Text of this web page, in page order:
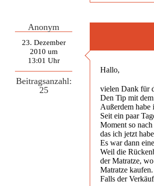
Anonym
23. Dezember
2010 um
13:01 Uhr
Beitragsanzahl:
25
Hallo,
vielen Dank für
Den Tip mit
Außerdem habe
Seit ein paar
Moment so
das ich jetzt
Es war dann
Weil die
der Matratze,
Matratze kaufen.
Falls der